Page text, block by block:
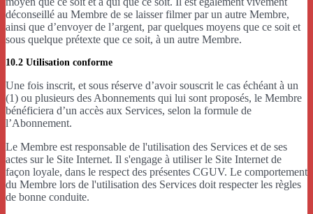
déconseillé au Membre de se laisser filmer par un autre Membre,
ainsi que d’envoyer de l’argent, par quelques moyens que ce soit et
sous quelque prétexte que ce soit, à un autre Membre.
10.2 Utilisation conforme
Une fois inscrit, et sous réserve d’avoir souscrit le cas échéant à un
(1) ou plusieurs des Abonnements qui lui sont proposés, le Membre
bénéficiera d’un accès aux Services, selon la formule de
l’Abonnement.
Le Membre est responsable de l'utilisation des Services et de ses
actes sur le Site Internet. Il s'engage à utiliser le Site Internet de
façon loyale, dans le respect des présentes CGUV. Le comportement
du Membre lors de l'utilisation des Services doit respecter les règles
de bonne conduite.